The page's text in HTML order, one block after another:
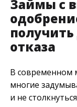
Займы с
отказа
В современном
многие
и не